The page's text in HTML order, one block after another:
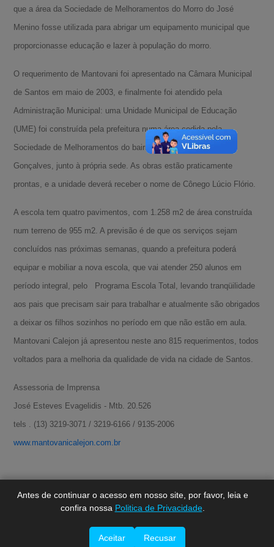
Antes de continuar o acesso em nosso site, por favor, leia e
confira nossa Politica de Privacidade.
Aceitar Recusar
que a área da Sociedade de Melhoramentos do Morro do José
Menino fosse utilizada para abrigar um equipamento municipal que
proporcionasse educação e lazer à população do morro.
O requerimento de Mantovani foi apresentado na Câmara Municipal
de Santos em maio de 2003, e finalmente foi atendido pela
Administração Municipal: uma Unidade Municipal de Educação
(UME) foi construída pela prefeitura numa área cedida pela
Sociedade de Melhoramentos do bairro, na Rua Pedro Borges
Gonçalves, junto à própria sede. As obras estão praticamente
prontas, e a unidade deverá receber o nome de Cônego Lúcio Flório.
A escola tem quatro pavimentos, com 1.258 m2 de área construída
num terreno de 955 m2. A previsão é de que os serviços sejam
concluídos nas próximas semanas, quando a prefeitura poderá
equipar e mobiliar a nova escola, que vai atender 250 alunos em
período integral, pelo Programa Escola Total, levando tranqüilidade
aos pais que precisam sair para trabalhar e atualmente são obrigados
a deixar os filhos sozinhos no período em que não estão em aula.
Mantovani Calejon já apresentou neste ano 815 requerimentos, todos
voltados para a melhoria da qualidade de vida na cidade de Santos.
Assessoria de Imprensa
José Esteves Evagelidis - Mtb. 20.526
tels . (13) 3219-3071 / 3219-6166 / 9135-2006
www.mantovanicalejon.com.br